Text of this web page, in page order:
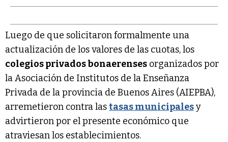
Luego de que solicitaron formalmente una
actualización de los valores de las cuotas, los
colegios privados bonaerenses organizados por
la Asociación de Institutos de la Enseñanza
Privada de la provincia de Buenos Aires (AIEPBA),
arremetieron contra lastasas municipalesy
advirtieron por el presente económico que
atraviesan los establecimientos.